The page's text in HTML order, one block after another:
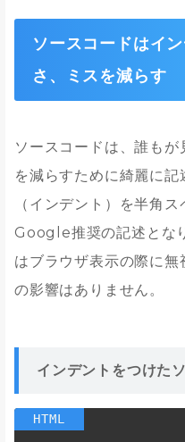
ソースコードはイ
さ、ミスを減らす
ソースコードは、誰も
を減らすために綺麗に
（インデント）を半角
Google推奨の記述とな
はブラウザ表示の際に
の影響はありません。
インデントをつけた